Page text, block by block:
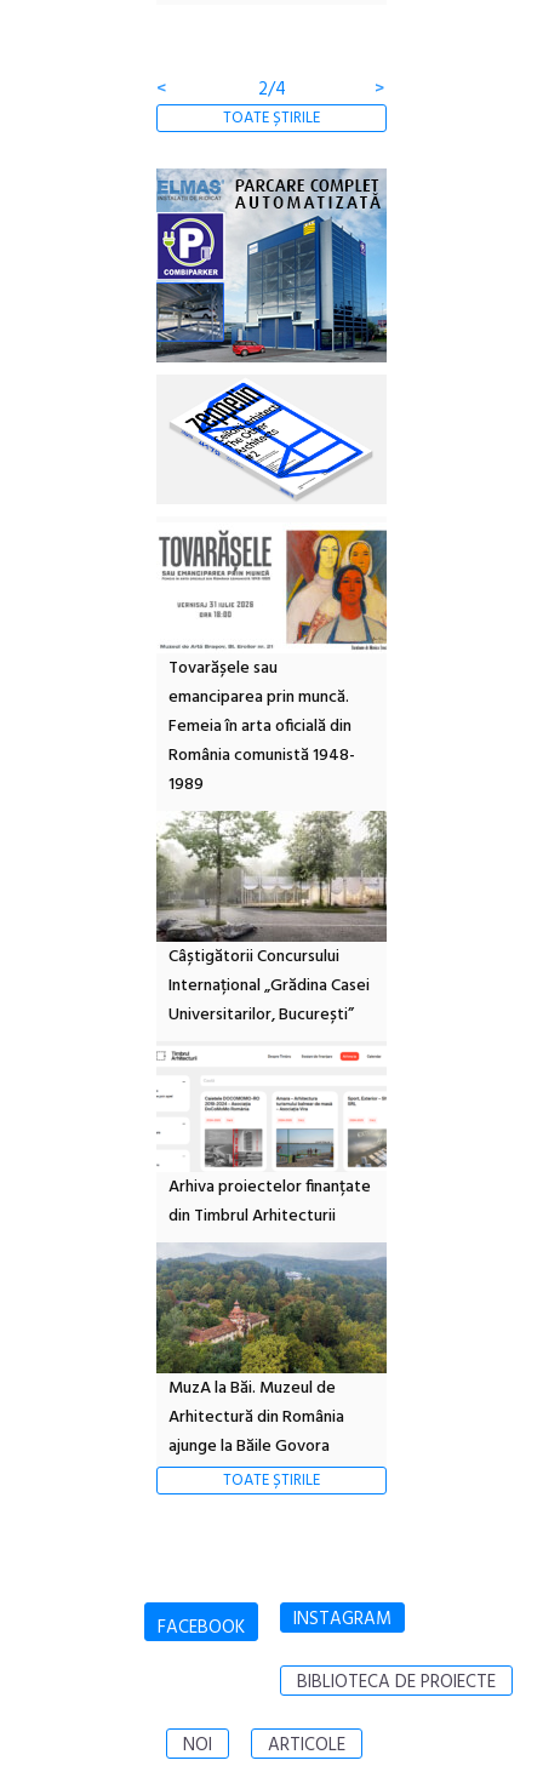
< 2/4 >
TOATE ȘTIRILE
Tovarășele sau
emanciparea prin muncă.
Femeia în arta oficială din
România comunistă 1948-
1989
Câștigătorii Concursului
Internațional „Grădina Casei
Universitarilor, București”
Arhiva proiectelor finanțate
din Timbrul Arhitecturii
MuzA la Băi. Muzeul de
Arhitectură din România
ajunge la Băile Govora
TOATE ȘTIRILE
FACEBOOK INSTAGRAM
BIBLIOTECA DE PROIECTE
NOI ARTICOLE